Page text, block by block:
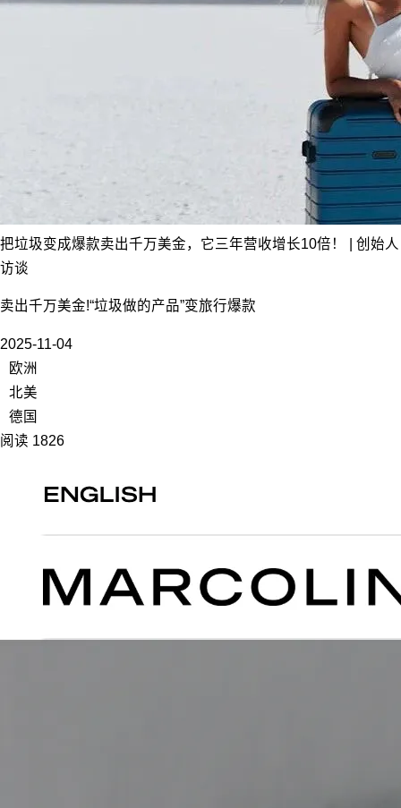
把垃圾变成爆款卖出千万美金，它三年营收增长10倍！ | 创始人
访谈
卖出千万美金!“垃圾做的产品”变旅行爆款
2025-11-04
欧洲
北美
德国
阅读 1826